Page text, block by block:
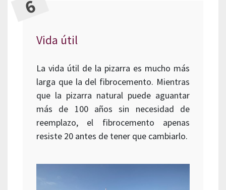
Vida útil
La vida útil de la pizarra es mucho más
larga que la del fibrocemento. Mientras
que la pizarra natural puede aguantar
más de 100 años sin necesidad de
reemplazo, el fibrocemento apenas
resiste 20 antes de tener que cambiarlo.